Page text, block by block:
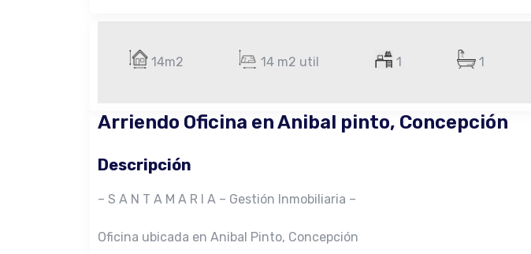
14m2 14 m2 util 1 1
Arriendo Oficina en Anibal pinto, Concepción
Descripción
– S A N T A M A R I A – Gestión Inmobiliaria –
Oficina ubicada en Anibal Pinto, Concepción